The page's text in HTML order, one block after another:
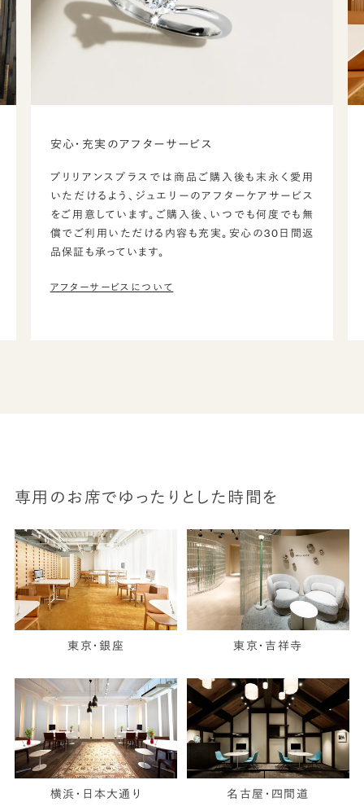
安心・充実のアフターサービス
ブリリアンスプラスでは商品ご購入後も末永く愛用
いただけるよう、ジュエリーのアフターケアサービス
をご用意しています。ご購入後、いつでも何度でも無
償でご利用いただける内容も充実。安心の30日間返
品保証も承っています。
アフターサービスについて
専用のお席でゆったりとした時間を
東京・銀座 東京・吉祥寺
横浜・日本大通り 名古屋・四間道